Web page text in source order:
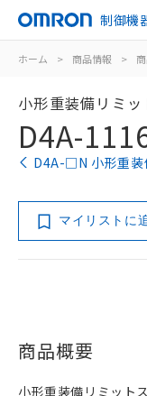
制御機
ホーム > 商品情報 >
小形重装備リミッ
D4A-
D4A-□N 小形重装
マイリストに
商品概要
小形重装備リミット